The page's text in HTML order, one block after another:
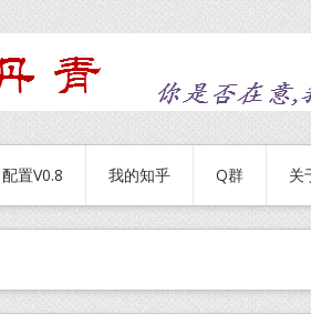
配置V0.8 我的知乎 Q群 关